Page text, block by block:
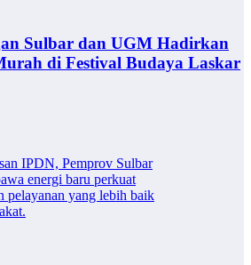
Sulbar dan UGM Hadirkan
di Festival Budaya Laskar
IPDN, Pemprov Sulbar
energi baru perkuat
pelayanan yang lebih baik